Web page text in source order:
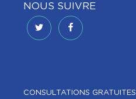
NOUS SUIVRE
CONSULTATIONS GRATUITES